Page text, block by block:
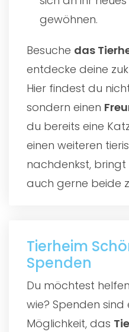
gewöhnen.
Besuche das
entdecke deine
Hier findest du
sondern einen
du bereits eine
einen weiteren
nachdenkst,
auch gerne beide
Tierheim
Spenden
Du möchtest
wie? Spenden
Möglichkeit, das